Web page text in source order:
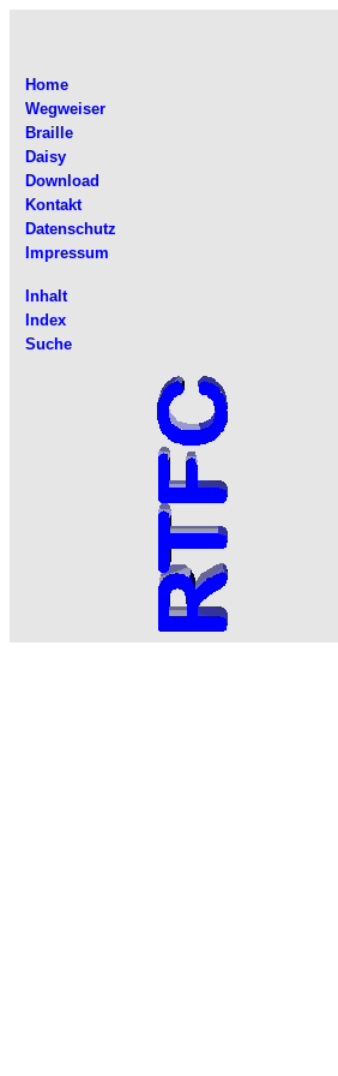
Home
Wegweiser
Braille
Daisy
Download
Kontakt
Datenschutz
Impressum
Inhalt
Index
Suche